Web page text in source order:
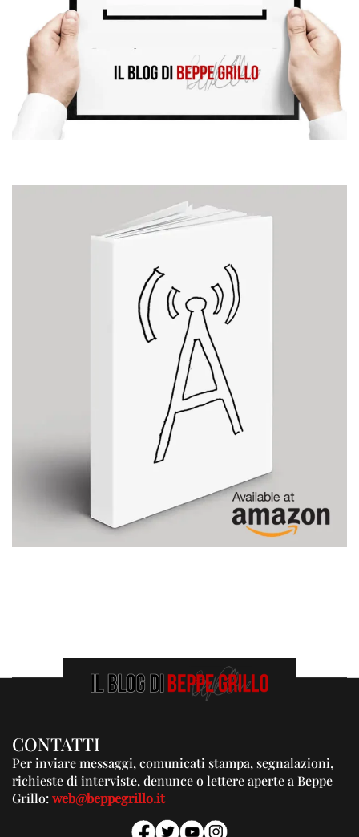
CONTATTI
Per inviare messaggi, comunicati stampa, segnalazioni,
richieste di interviste, denunce o lettere aperte a Beppe
Grillo:web@beppegrillo.it